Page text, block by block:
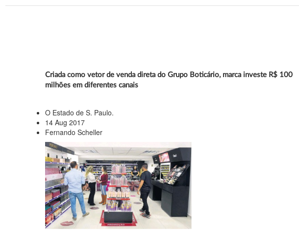
Criada como vetor de venda direta do Grupo Boticário, marca investe R$ 100
milhões em diferentes canais
O Estado de S. Paulo.
14 Aug 2017
Fernando Scheller